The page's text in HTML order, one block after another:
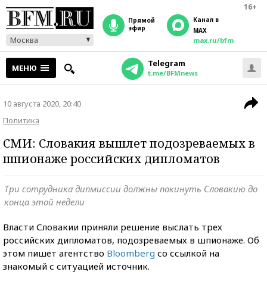
16+
Москва
прямой
эфир
Канал в
MAX
max.ru/bfm
МЕНЮ Telegram
t.me/BFMnews
10 августа 2020, 20:40
Политика
СМИ: Словакия вышлет подозреваемых в
шпионаже российских дипломатов
Три сотрудника дипмиссии должны покинуть Словакию до
конца этой недели
Власти Словакии приняли решение выслать трех
российских дипломатов, подозреваемых в шпионаже. Об
этом пишет агентство Bloomberg со ссылкой на
знакомый с ситуацией источник.